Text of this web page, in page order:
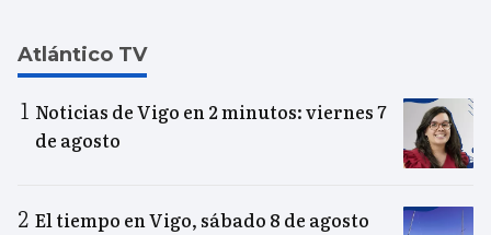
Atlántico TV
Noticias de Vigo en 2 minutos: viernes 7
de agosto
El tiempo en Vigo, sábado 8 de agosto